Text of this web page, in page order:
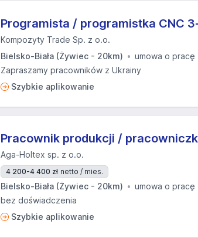
Programista / programistka CNC
Kompozyty Trade Sp. z o.o.
Bielsko-Biała (Żywiec - 20km)
umowa o pracę
Zapraszamy pracowników z Ukrainy
Szybkie aplikowanie
Pracownik produkcji /
Aga-Holtex sp. z o.o.
4 200-4 400 zł netto / mies.
Bielsko-Biała (Żywiec - 20km) umowa o pracę
bez doświadczenia
Szybkie aplikowanie